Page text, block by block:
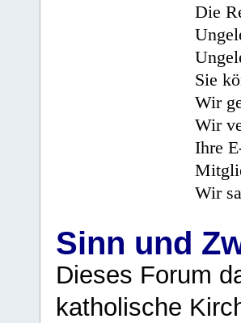
Die
Sie
Wir
Wir
Ihre
Wir
Sinn und
Dieses Forum
katholische